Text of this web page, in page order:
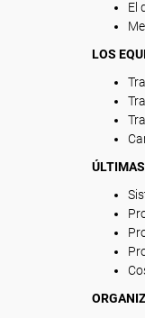
El
LOS